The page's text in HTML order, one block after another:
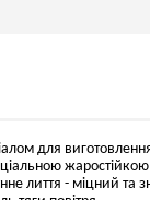
для
лиття - міцний та